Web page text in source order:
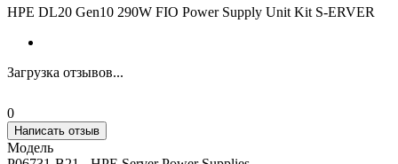
HPE DL20 Gen10 290W FIO Power Supply Unit Kit S-ERVER
Загрузка отзывов...
0
Написать отзыв
Модель